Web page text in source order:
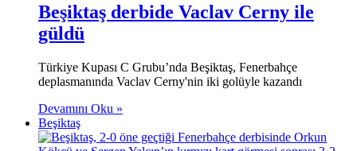
Beşiktaş derbide Vaclav Cerny ile
güldü
Türkiye Kupası C Grubu’nda Beşiktaş, Fenerbahçe
deplasmanında Vaclav Cerny'nin iki golüyle kazandı
Devamını Oku »
Beşiktaş